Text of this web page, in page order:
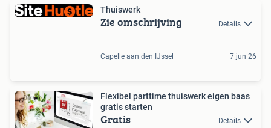
Thuiswerk
Zie omschrijving Details
Capelle aan den IJssel 7 jun 26
Flexibel parttime thuiswerk eigen baas
gratis starten
Gratis Details